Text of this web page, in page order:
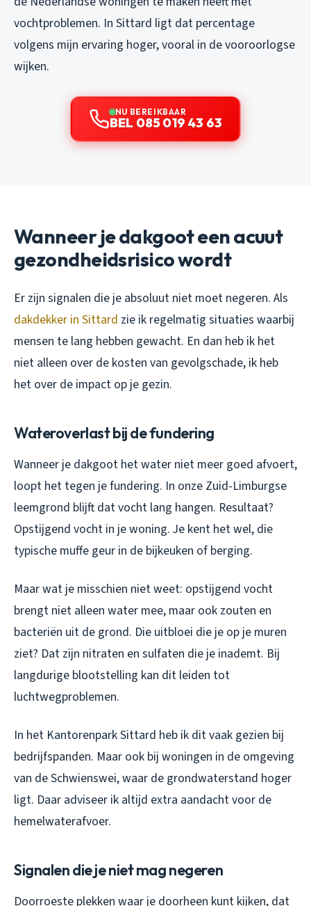
vochtproblemen. In Sittard ligt dat percentage
volgens mijn ervaring hoger, vooral in de vooroorlogse
wijken.
NU BEREIKBAAR
BEL 085 019 43 63
Wanneer je dakgoot een acuut
gezondheidsrisico wordt
Er zijn signalen die je absoluut niet moet negeren. Als
dakdekker in Sittard zie ik regelmatig situaties waarbij
mensen te lang hebben gewacht. En dan heb ik het
niet alleen over de kosten van gevolgschade, ik heb
het over de impact op je gezin.
Wateroverlast bij de fundering
Wanneer je dakgoot het water niet meer goed afvoert,
loopt het tegen je fundering. In onze Zuid-Limburgse
leemgrond blijft dat vocht lang hangen. Resultaat?
Opstijgend vocht in je woning. Je kent het wel, die
typische muffe geur in de bijkeuken of berging.
Maar wat je misschien niet weet: opstijgend vocht
brengt niet alleen water mee, maar ook zouten en
bacteriën uit de grond. Die uitbloei die je op je muren
ziet? Dat zijn nitraten en sulfaten die je inademt. Bij
langdurige blootstelling kan dit leiden tot
luchtwegproblemen.
In het Kantorenpark Sittard heb ik dit vaak gezien bij
bedrijfspanden. Maar ook bij woningen in de omgeving
van de Schwienswei, waar de grondwaterstand hoger
ligt. Daar adviseer ik altijd extra aandacht voor de
hemelwaterafvoer.
Signalen die je niet mag negeren
Doorroeste plekken waar je doorheen kunt kijken, dat